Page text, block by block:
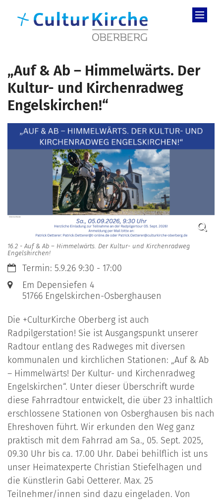
„Auf & Ab – Himmelwärts. Der
Kultur- und Kirchenradweg
Engelskirchen!“
16.2 - Auf & Ab – Himmelwärts. Der Kultur- und Kirchenradweg
Engelskirchen!
Datum:Termin: 5.9.26 9:30 - 17:00
Ort:
Em Depensiefen 4
51766 Engelskirchen-Osberghausen
Die +CulturKirche Oberberg ist auch
Radpilgerstation! Sie ist Ausgangspunkt unserer
Radtour entlang des Radweges mit diversen
kommunalen und kirchlichen Stationen: „Auf & Ab
– Himmelwärts! Der Kultur- und Kirchenradweg
Engelskirchen“. Unter dieser Überschrift wurde
diese Fahrradtour entwickelt, die über 23 inhaltlich
erschlossene Stationen von Osberghausen bis nach
Ehreshoven führt. Wir erkunden den Weg ganz
praktisch mit dem Fahrrad am Sa., 05. Sept. 2025,
09.30 Uhr bis ca. 17.00 Uhr. Dabei behilflich ist uns
unser Heimatexperte Christian Stiefelhagen und
die Künstlerin Gabi Oetterer. Max. 25
Teilnehmer/innen sind dazu eingeladen. Von